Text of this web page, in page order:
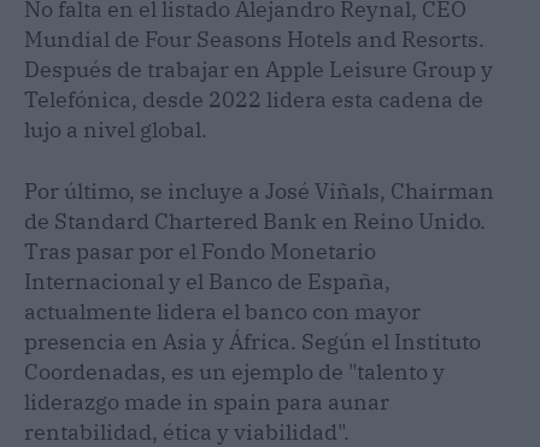
No falta en el listado Alejandro Reynal, CEO
Mundial de Four Seasons Hotels and Resorts.
Después de trabajar en Apple Leisure Group y
Telefónica, desde 2022 lidera esta cadena de
lujo a nivel global.
Por último, se incluye a José Viñals, Chairman
de Standard Chartered Bank en Reino Unido.
Tras pasar por el Fondo Monetario
Internacional y el Banco de España,
actualmente lidera el banco con mayor
presencia en Asia y África. Según el Instituto
Coordenadas, es un ejemplo de "talento y
liderazgo made in spain para aunar
rentabilidad, ética y viabilidad".